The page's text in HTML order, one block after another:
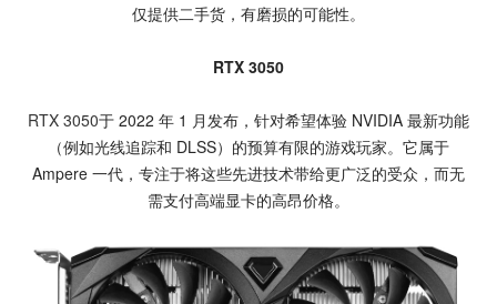
仅提供二手货，有磨损的可能性。
RTX 3050
RTX 3050于 2022 年 1 月发布，针对希望体验 NVIDIA 最新功能
（例如光线追踪和 DLSS）的预算有限的游戏玩家。它属于
Ampere 一代，专注于将这些先进技术带给更广泛的受众，而无
需支付高端显卡的高昂价格。